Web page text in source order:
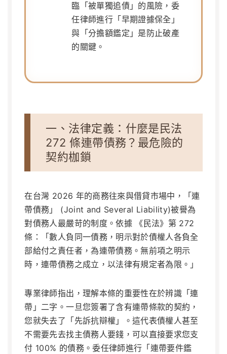
臨「被單獨追債」的風險，委
任律師進行「早期證據保全」
與「分擔額鑑定」是防止破產
的關鍵。
一、法律定義：什麼是民法
272 條連帶債務？最危險的
契約枷鎖
在台灣 2026 年的商務往來與借貸市場中，「連
帶債務」 (Joint and Several Liability)被譽為
對債務人最嚴苛的制度。依據
《民法》第 272
條 ：「數人負同一債務，明示對於債權人各負全
部給付之責任者，為連帶債務。無前項之明示
時，連帶債務之成立，以法律有規定者為限。」
專業律師指出，理解本條的重要性在於辨識「連
帶」二字。一旦您簽署了含有連帶條款的契約，
您就失去了「先訴抗辯權」。這代表債權人甚至
不需要先去找主債務人要錢，可以直接要求您支
付 100% 的債務。委任律師進行「連帶要件鑑